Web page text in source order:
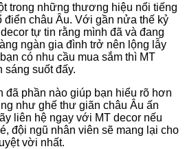
trong những thương hiệu nổi tiếng
điển châu Âu. Với gần nửa thế kỷ
tự tin rằng mình đã và đang
ngàn gia đình trở nên lộng lẫy
có nhu cầu mua sắm thì MT
sáng suốt đấy.
đã phần nào giúp bạn hiểu rõ hơn
như ghế thư giãn châu Âu ấn
liên hệ ngay với MT decor nếu
đội ngũ nhân viên sẽ mang lại cho
vời nhất.